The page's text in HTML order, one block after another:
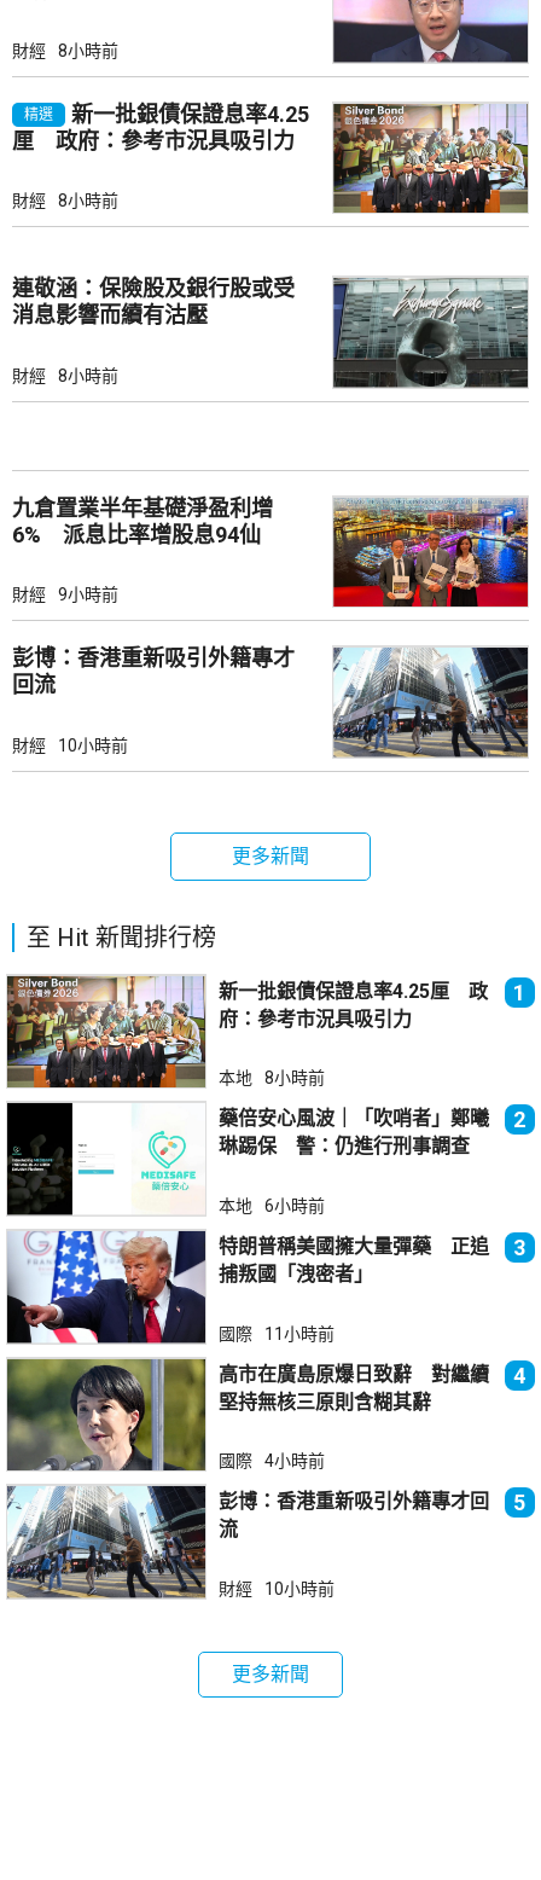
財經 8小時前
精選
新一批銀債保證息率4.25
厘 政府：參考市況具吸引力
財經 8小時前
連敬涵：保險股及銀行股或受
消息影響而續有沽壓
財經 8小時前
九倉置業半年基礎淨盈利增
6% 派息比率增股息94仙
財經 9小時前
彭博：香港重新吸引外籍專才
回流
財經 10小時前
更多新聞
至 Hit 新聞排行榜
新一批銀債保證息率4.25厘 政
府：參考市況具吸引力
1
本地 8小時前
藥倍安心風波｜「吹哨者」鄭曦
琳踢保 警：仍進行刑事調查
2
本地 6小時前
特朗普稱美國擁大量彈藥 正追
捕叛國「洩密者」
3
國際 11小時前
高市在廣島原爆日致辭 對繼續
堅持無核三原則含糊其辭
4
國際 4小時前
彭博：香港重新吸引外籍專才回
流
5
財經 10小時前
更多新聞